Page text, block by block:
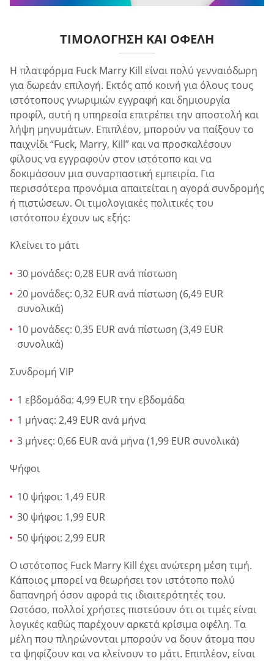
ΤΙΜΟΛΌΓΗΣΗ ΚΑΙ ΟΦΈΛΗ
Η πλατφόρμα Fuck Marry Kill είναι πολύ γενναιόδωρη
για δωρεάν επιλογή. Εκτός από κοινή για όλους τους
ιστότοπους γνωριμιών εγγραφή και δημιουργία
προφίλ, αυτή η υπηρεσία επιτρέπει την αποστολή και
λήψη μηνυμάτων. Επιπλέον, μπορούν να παίξουν το
παιχνίδι “Fuck, Marry, Kill” και να προσκαλέσουν
φίλους να εγγραφούν στον ιστότοπο και να
δοκιμάσουν μια συναρπαστική εμπειρία. Για
περισσότερα προνόμια απαιτείται η αγορά συνδρομής
ή πιστώσεων. Οι τιμολογιακές πολιτικές του
ιστότοπου έχουν ως εξής:
Κλείνει το μάτι
30 μονάδες: 0,28 EUR ανά πίστωση
20 μονάδες: 0,32 EUR ανά πίστωση (6,49 EUR
συνολικά)
10 μονάδες: 0,35 EUR ανά πίστωση (3,49 EUR
συνολικά)
Συνδρομή VIP
1 εβδομάδα: 4,99 EUR την εβδομάδα
1 μήνας: 2,49 EUR ανά μήνα
3 μήνες: 0,66 EUR ανά μήνα (1,99 EUR συνολικά)
Ψήφοι
10 ψήφοι: 1,49 EUR
30 ψήφοι: 1,99 EUR
50 ψήφοι: 2,99 EUR
Ο ιστότοπος Fuck Marry Kill έχει ανώτερη μέση τιμή.
Κάποιος μπορεί να θεωρήσει τον ιστότοπο πολύ
δαπανηρή όσον αφορά τις ιδιαιτερότητές του.
Ωστόσο, πολλοί χρήστες πιστεύουν ότι οι τιμές είναι
λογικές καθώς παρέχουν αρκετά κρίσιμα οφέλη. Τα
μέλη που πληρώνονται μπορούν να δουν άτομα που
τα ψηφίζουν και να κλείνουν το μάτι. Επιπλέον, είναι